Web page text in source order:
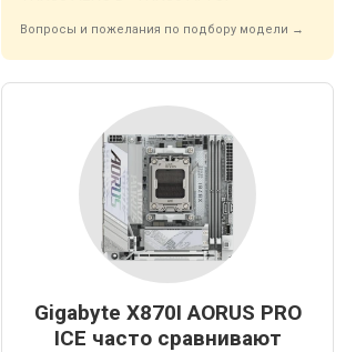
WD Blue
Вопросы и пожелания по подбору модели →
Gigabyte X870I AORUS PRO
ICE часто сравнивают